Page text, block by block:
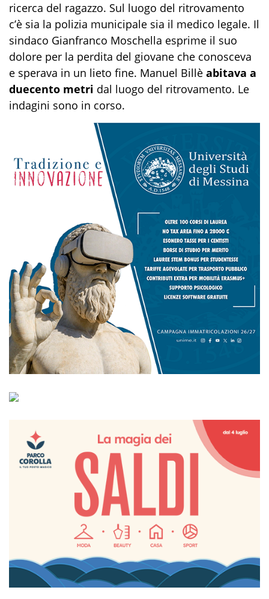
ricerca del ragazzo. Sul luogo del ritrovamento
c’è sia la polizia municipale sia il medico legale. Il
sindaco Gianfranco Moschella esprime il suo
dolore per la perdita del giovane che conosceva
e sperava in un lieto fine. Manuel Billè abitava a
duecento metri dal luogo del ritrovamento. Le
indagini sono in corso.